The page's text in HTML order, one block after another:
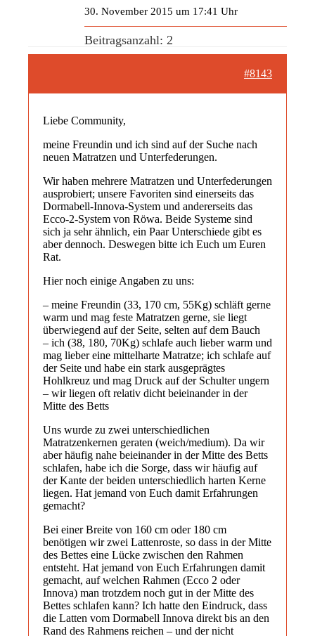
30. November 2015 um 17:41 Uhr
Beitragsanzahl: 2
#8143
Liebe Community,
meine Freundin und ich sind auf der Suche nach
neuen Matratzen und Unterfederungen.
Wir haben mehrere Matratzen und Unterfederungen
ausprobiert; unsere Favoriten sind einerseits das
Dormabell-Innova-System und andererseits das
Ecco-2-System von Röwa. Beide Systeme sind
sich ja sehr ähnlich, ein Paar Unterschiede gibt es
aber dennoch. Deswegen bitte ich Euch um Euren
Rat.
Hier noch einige Angaben zu uns:
– meine Freundin (33, 170 cm, 55Kg) schläft gerne
warm und mag feste Matratzen gerne, sie liegt
überwiegend auf der Seite, selten auf dem Bauch
– ich (38, 180, 70Kg) schlafe auch lieber warm und
mag lieber eine mittelharte Matratze; ich schlafe auf
der Seite und habe ein stark ausgeprägtes
Hohlkreuz und mag Druck auf der Schulter ungern
– wir liegen oft relativ dicht beieinander in der
Mitte des Betts
Uns wurde zu zwei unterschiedlichen
Matratzenkernen geraten (weich/medium). Da wir
aber häufig nahe beieinander in der Mitte des Betts
schlafen, habe ich die Sorge, dass wir häufig auf
der Kante der beiden unterschiedlich harten Kerne
liegen. Hat jemand von Euch damit Erfahrungen
gemacht?
Bei einer Breite von 160 cm oder 180 cm
benötigen wir zwei Lattenroste, so dass in der Mitte
des Bettes eine Lücke zwischen den Rahmen
entsteht. Hat jemand von Euch Erfahrungen damit
gemacht, auf welchen Rahmen (Ecco 2 oder
Innova) man trotzdem noch gut in der Mitte des
Bettes schlafen kann? Ich hatte den Eindruck, dass
die Latten vom Dormabell Innova direkt bis an den
Rand des Rahmens reichen – und der nicht